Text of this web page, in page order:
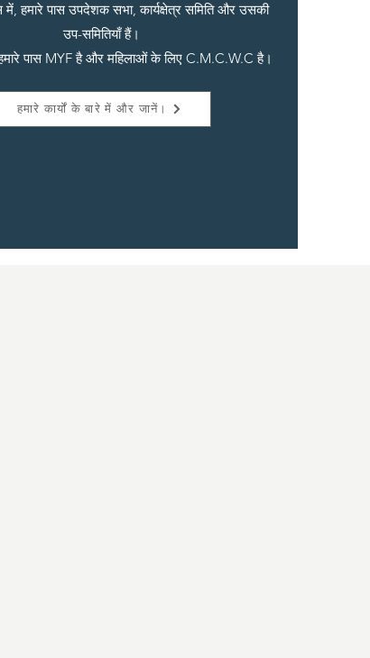
में, हमारे पास उपदेशक सभा, कार्यक्षेत्र समिति और उसकी
उप-समितियाँ हैं।
पास MYF है और महिलाओं के लिए C.M.C.W.C है।
हमारे कार्यों के बारे में और जानें।